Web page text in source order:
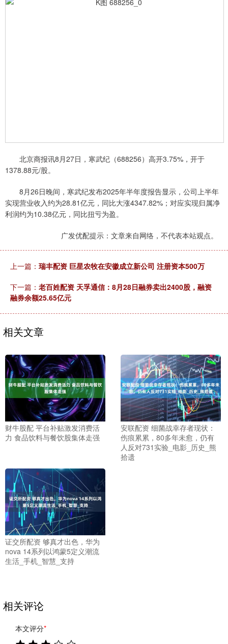
北京商报讯8月27日，寒武纪（688256）高开3.75%，开于
1378.88元/股。
8月26日晚间，寒武纪发布2025年半年度报告显示，公司上半年
实现营业收入约为28.81亿元，同比大涨4347.82%；对应实现归属净
利润约为10.38亿元，同比扭亏为盈。
广发优配提示：文章来自网络，不代表本站观点。
上一篇： 瑞丰配资 巨星农牧在安徽成立新公司 注册资本500万
下一篇： 老百姓配资 天孚通信：8月28日融券卖出2400股，融资
融券余额25.65亿元
相关文章
财牛股配 平台补贴激发消费活
力 食品饮料与餐饮股集体走强
安联配资 细菌战幸存者现状：
伤痕累累，80多年未愈，仍有
人反对731实验_电影_历史_熊
拾遗
证交所配资 够真才出色，华为
nova 14系列以鸿蒙5定义潮流
生活_手机_智慧_支持
相关评论
本文评分*